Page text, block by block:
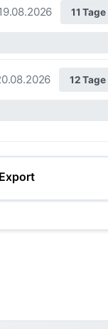
11 Tage
12 Tage